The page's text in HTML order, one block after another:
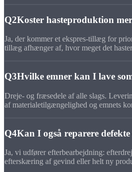
Q2Koster hasteproduktion
Ja, der kommer et ekspres-tillæg for
tillæg afhænger af, hvor meget det
Q3Hvilke emner kan I lave
Dreje- og fræsedele af alle slags.
af materialetilgængelighed og emnets
Q4Kan I også reparere defekte
Ja, vi udfører efterbearbejdning:
efterskæring af gevind eller helt ny